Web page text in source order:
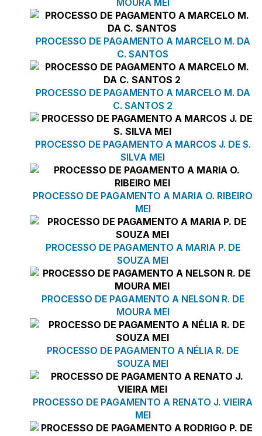
PROCESSO DE PAGAMENTO A MARCELO M. DA
C. SANTOS
PROCESSO DE PAGAMENTO A MARCELO M. DA
C. SANTOS 2
PROCESSO DE PAGAMENTO A MARCOS J. DE S.
SILVA MEI
PROCESSO DE PAGAMENTO A MARIA O. RIBEIRO
MEI
PROCESSO DE PAGAMENTO A MARIA P. DE
SOUZA MEI
PROCESSO DE PAGAMENTO A NELSON R. DE
MOURA MEI
PROCESSO DE PAGAMENTO A NÉLIA R. DE
SOUZA MEI
PROCESSO DE PAGAMENTO A RENATO J. VIEIRA
MEI